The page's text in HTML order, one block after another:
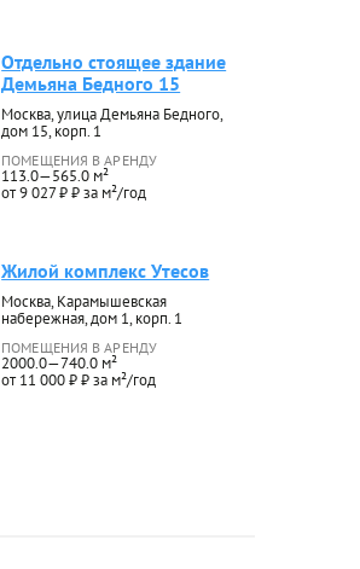
Отдельно стоящее здание
Демьяна Бедного 15
Москва, улица Демьяна Бедного,
дом 15, корп. 1
ПОМЕЩЕНИЯ В АРЕНДУ
113.0—565.0 м²
от 9 027 ₽ ₽ за м²/год
Жилой комплекс Утесов
Москва, Карамышевская
набережная, дом 1, корп. 1
ПОМЕЩЕНИЯ В АРЕНДУ
2000.0—740.0 м²
от 11 000 ₽ ₽ за м²/год